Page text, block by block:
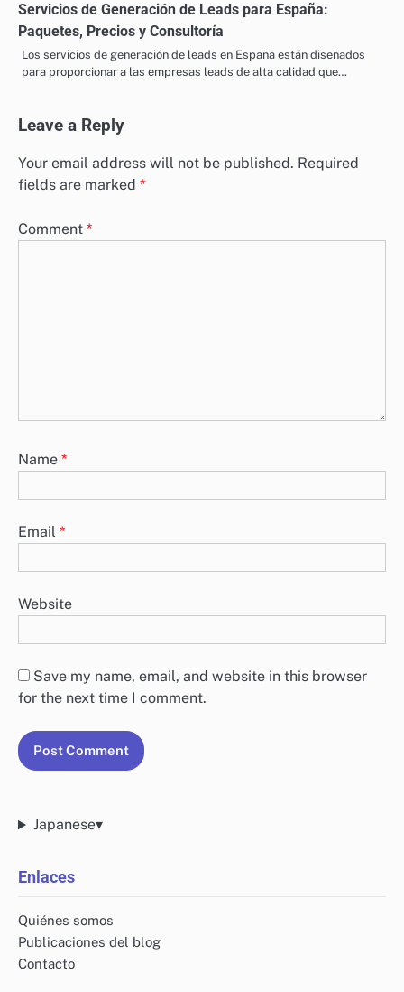
Servicios de Generación de Leads para España:
Paquetes, Precios y Consultoría
Los servicios de generación de leads en España están diseñados
para proporcionar a las empresas leads de alta calidad que…
Leave a Reply
Your email address will not be published. Required
fields are marked *
Comment *
Name *
Email *
Website
Save my name, email, and website in this browser
for the next time I comment.
Japanese▾
Enlaces
Quiénes somos
Publicaciones del blog
Contacto